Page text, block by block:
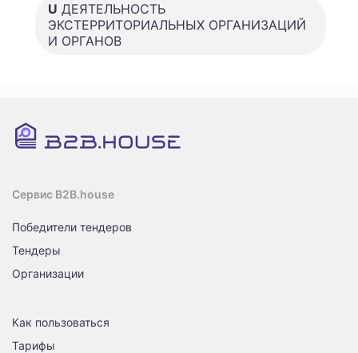
U ДЕЯТЕЛЬНОСТЬ
ЭКСТЕРРИТОРИАЛЬНЫХ ОРГАНИЗАЦИЙ
И ОРГАНОВ
Сервис B2B.house
Победители тендеров
Тендеры
Организации
Как пользоваться
Тарифы